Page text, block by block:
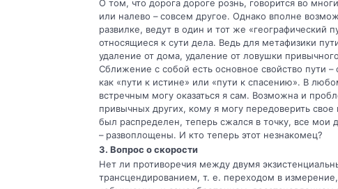
О том, что дорога дороге рознь, говорится во
или налево – совсем дру­гое. Однако вполне
развил­ке, ведут в один и тот же «географический
относящиеся к сути дела. Ведь для метафизики
удаление от дома, удаление от ловушки
Сближение с собой есть основное свойство пути
как «пути к истине» или «пути к спасению». В
встречным могу оказаться я сам. Возможна и
привычных дру­гих, кому я могу передоверить
был распределен, теперь сжался в точку, все
– развоплощены. И кто те­перь этот незнакомец?
3. Вопрос о скорости
Нет ли противоречия между двумя
трансцендированием, т. е. переходом в